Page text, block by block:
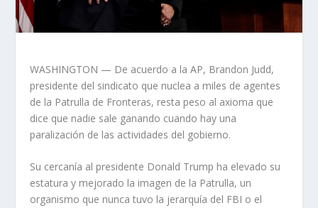
WASHINGTON — De acuerdo a la AP, Brandon Judd,
presidente del sindicato que nuclea a miles de agentes
de la Patrulla de Fronteras, resta peso al axioma que
dice que nadie sale ganando cuando hay una
paralización de las actividades del gobierno.
Su cercanía al presidente Donald Trump ha elevado su
estatura y mejorado la imagen de la Patrulla, un
organismo que nunca tuvo la jerarquía del FBI o el